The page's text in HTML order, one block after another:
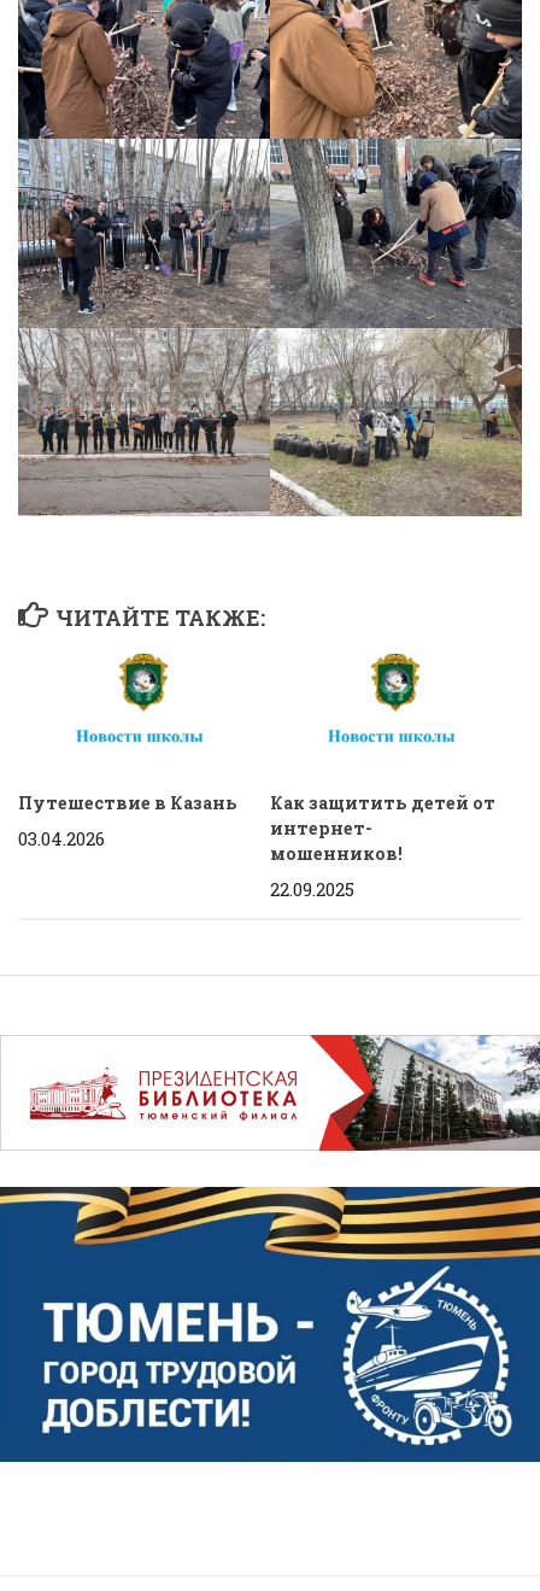
ЧИТАЙТЕ ТАКЖЕ:
Путешествие в Казань
03.04.2026
Как защитить детей от
интернет-
мошенников!
22.09.2025